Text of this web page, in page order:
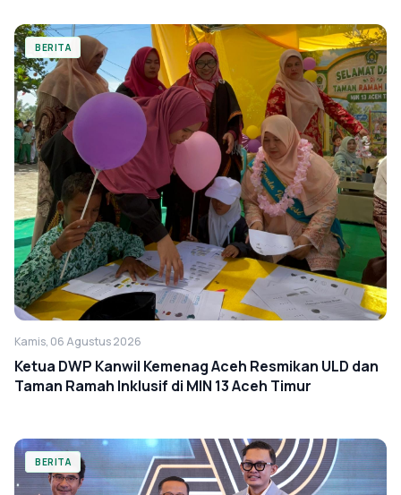
BERITA
Kamis, 06 Agustus 2026
Ketua DWP Kanwil Kemenag Aceh Resmikan ULD dan
Taman Ramah Inklusif di MIN 13 Aceh Timur
BERITA